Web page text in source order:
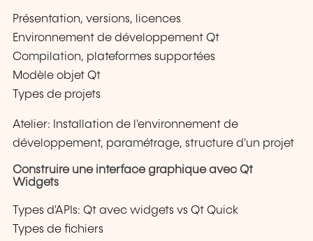
Présentation, versions, licences
Environnement de développement Qt
Compilation, plateformes supportées
Modèle objet Qt
Types de projets
Atelier: Installation de l'environnement de
développement, paramétrage, structure d'un projet
Construire une interface graphique avec Qt
Widgets
Types d'APIs: Qt avec widgets vs Qt Quick
Types de fichiers